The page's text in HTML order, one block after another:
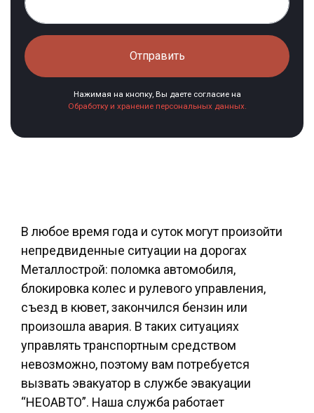
Отправить
Нажимая на кнопку, Вы даете согласие на
Обработку и хранение персональных данных.
В любое время года и суток могут произойти
непредвиденные ситуации на дорогах
Металлострой: поломка автомобиля,
блокировка колес и рулевого управления,
съезд в кювет, закончился бензин или
произошла авария. В таких ситуациях
управлять транспортным средством
невозможно, поэтому вам потребуется
вызвать эвакуатор в службе эвакуации
“НЕОАВТО”. Наша служба работает